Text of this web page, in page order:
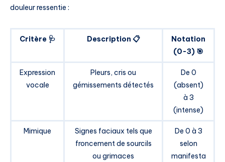
douleur ressentie :
Critère 🩺 Description 📋
Notation
(0-3) 🎯
Expression
vocale
Pleurs, cris ou
gémissements détectés
De 0
(absent)
à 3
(intense)
Mimique
Signes faciaux tels que
froncement de sourcils
ou grimaces
De 0 à 3
selon
manifesta